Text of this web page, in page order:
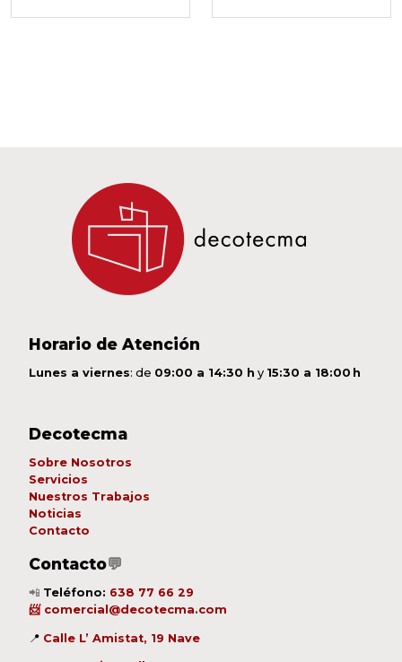
Horario de Atención
Lunes a viernes: de 09:00 a 14:30 h y 15:30 a 18:00 h
Decotecma
Sobre Nosotros
Servicios
Nuestros Trabajos
Noticias
Contacto
Contacto💬
📲 Teléfono: 638 77 66 29
📨 comercial@decotecma.com
📍 Calle L’ Amistat, 19 Nave